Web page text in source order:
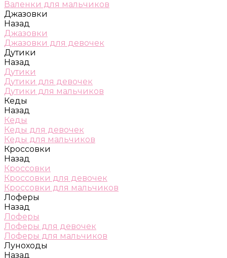
Валенки для мальчиков
Джазовки
Назад
Джазовки
Джазовки для девочек
Дутики
Назад
Дутики
Дутики для девочек
Дутики для мальчиков
Кеды
Назад
Кеды
Кеды для девочек
Кеды для мальчиков
Кроссовки
Назад
Кроссовки
Кроссовки для девочек
Кроссовки для мальчиков
Лоферы
Назад
Лоферы
Лоферы для девочек
Лоферы для мальчиков
Луноходы
Назад